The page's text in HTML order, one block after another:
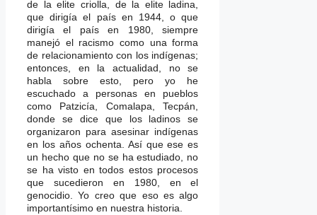
de la elite criolla, de la elite ladina,
que dirigía el país en 1944, o que
dirigía el país en 1980, siempre
manejó el racismo como una forma
de relacionamiento con los indígenas;
entonces, en la actualidad, no se
habla sobre esto, pero yo he
escuchado a personas en pueblos
como Patzicía, Comalapa, Tecpán,
donde se dice que los ladinos se
organizaron para asesinar indígenas
en los años ochenta. Así que ese es
un hecho que no se ha estudiado, no
se ha visto en todos estos procesos
que sucedieron en 1980, en el
genocidio. Yo creo que eso es algo
importantísimo en nuestra historia.